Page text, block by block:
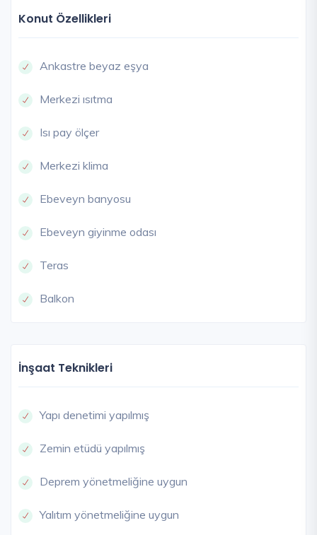
Konut Özellikleri
Ankastre beyaz eşya
Merkezi ısıtma
Isı pay ölçer
Merkezi klima
Ebeveyn banyosu
Ebeveyn giyinme odası
Teras
Balkon
İnşaat Teknikleri
Yapı denetimi yapılmış
Zemin etüdü yapılmış
Deprem yönetmeliğine uygun
Yalıtım yönetmeliğine uygun